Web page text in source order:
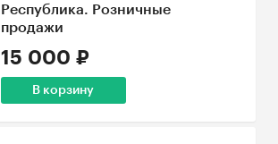
Республика. Розничные
продажи
15 000 ₽
В корзину